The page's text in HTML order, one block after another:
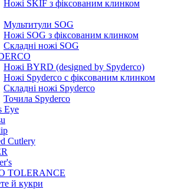
Ножі SKIF з фіксованим клинком
Мультитули SOG
Ножі SOG з фіксованим клинком
Складні ножі SOG
Ножі BYRD (designed by Spyderco)
Ножі Spyderco c фіксованим клинком
Складні ножі Spyderco
Точила Spyderco
Eye
Cutlery
TOLERANCE
й кукри